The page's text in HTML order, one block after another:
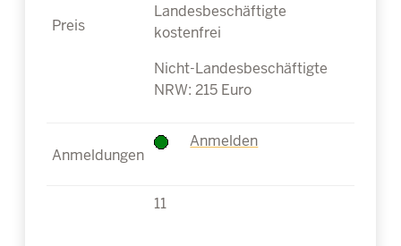
Landesbeschäftigte
kostenfrei
Nicht-Landesbeschäftigte
NRW: 215 Euro
Anmelden
11